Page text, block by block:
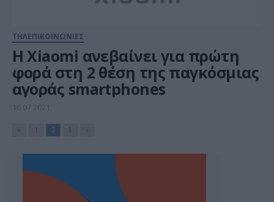
ΤΗΛΕΠΙΚΟΙΝΩΝΙΕΣ
H Xiaomi ανεβαίνει για πρώτη
φορά στη 2 θέση της παγκόσμιας
αγοράς smartphones
16.07.2021
2 3